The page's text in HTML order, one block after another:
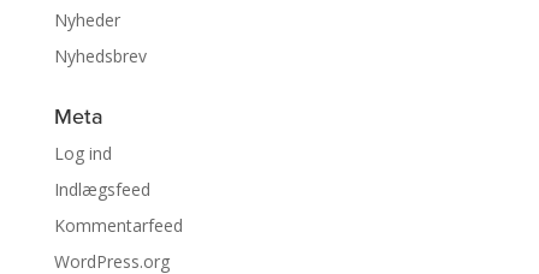
Nyheder
Nyhedsbrev
Meta
Log ind
Indlægsfeed
Kommentarfeed
WordPress.org